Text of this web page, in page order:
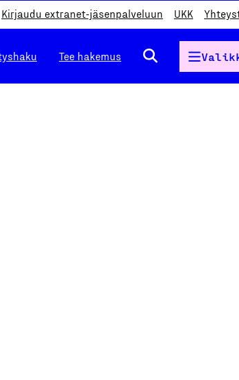
Kirjaudu extranet-jäsenpalveluun UKK
Tee hakemus